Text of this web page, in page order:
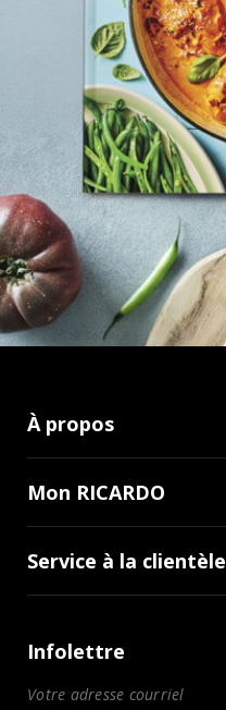
À propos
Mon RICARDO
Service à la clientèle
Infolettre